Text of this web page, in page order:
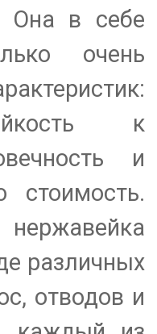
Она в себе
очень
к
и
стоимость.
различных
отводов и